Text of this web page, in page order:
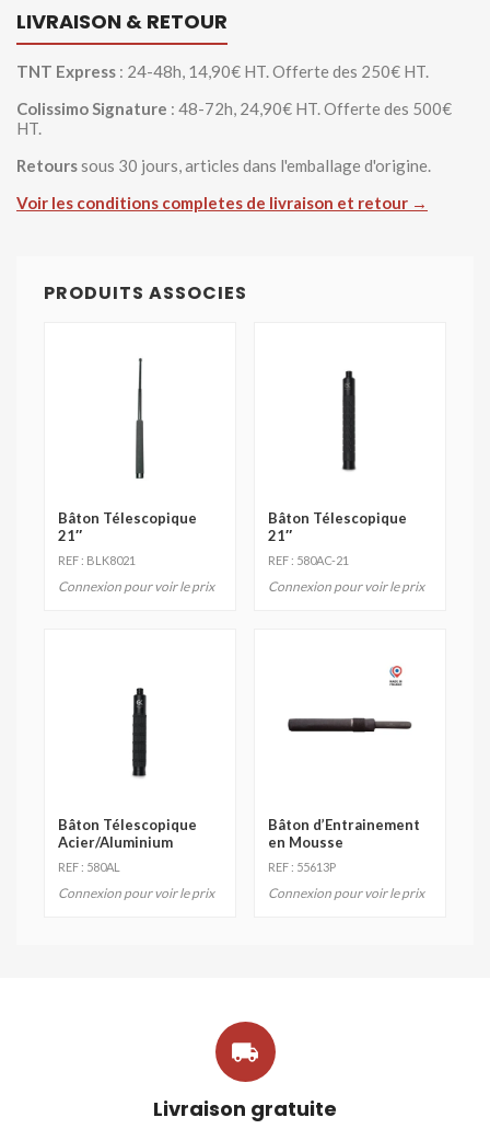
LIVRAISON & RETOUR
TNT Express : 24-48h, 14,90€ HT. Offerte des 250€ HT.
Colissimo Signature : 48-72h, 24,90€ HT. Offerte des 500€
HT.
Retourssous 30 jours, articles dans l'emballage d'origine.
Voir les conditions completes de livraison et retour →
PRODUITS ASSOCIES
Bâton Télescopique
21″
REF : BLK8021
Connexion pour voir le prix
Bâton Télescopique
21″
REF : 580AC-21
Connexion pour voir le prix
Bâton Télescopique
Acier/Aluminium
REF : 580AL
Connexion pour voir le prix
Bâton d’Entrainement
en Mousse
REF : 55613P
Connexion pour voir le prix

Livraison gratuite